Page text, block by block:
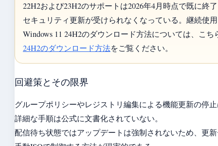
22H2および23H2のサポートは2026年4月時点で既に終
セキュリティ更新が受けられなくなっている。継続使
Windows 11 24H2のダウンロード方法については、こち
24H2のダウンロード方法をご覧ください。
回避策とその限界
グループポリシーやレジストリ編集による機能更新の停
詳細な手順は公式に文書化されていない。
配信待ち状態ではアップデートは強制されないため、更